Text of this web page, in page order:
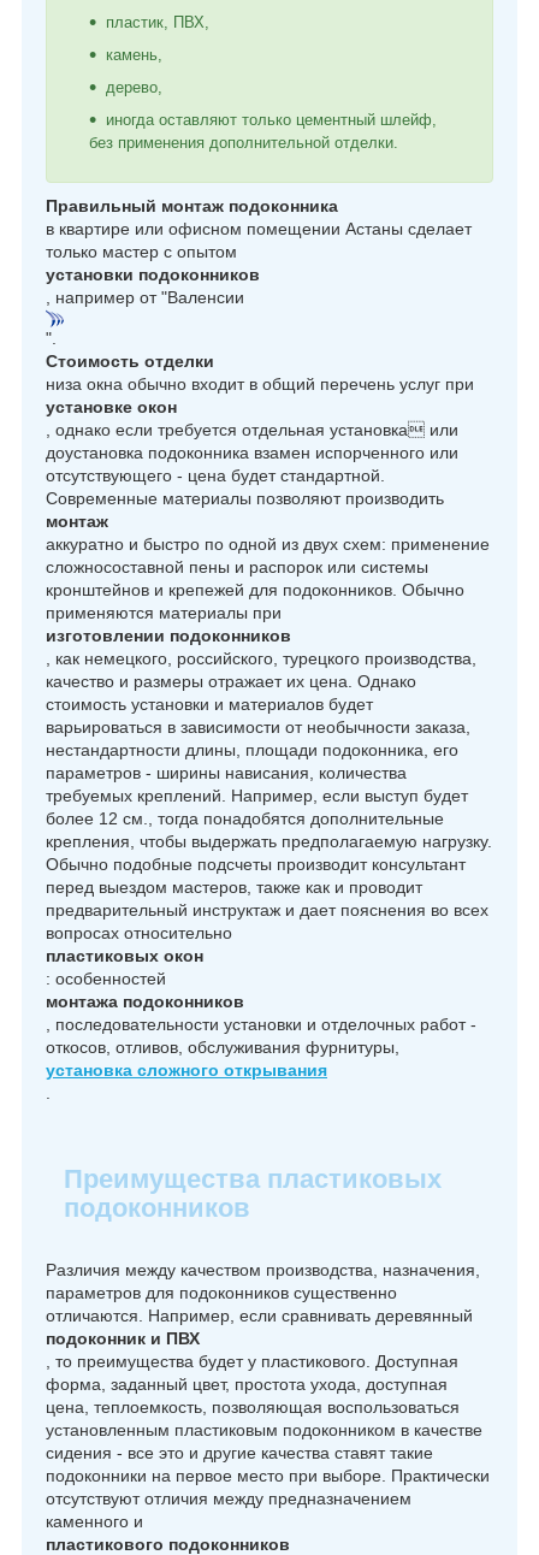
пластик, ПВХ,
камень,
дерево,
иногда оставляют только цементный шлейф,
без применения дополнительной отделки.
Правильный монтаж подоконника
в квартире или офисном помещении Астаны сделает
только мастер с опытом
установки подоконников
, например от "Валенсии
".
Стоимость отделки
низа окна обычно входит в общий перечень услуг при
установке окон
, однако если требуется отдельная установка или
доустановка подоконника взамен испорченного или
отсутствующего - цена будет стандартной.
Современные материалы позволяют производить
монтаж
аккуратно и быстро по одной из двух схем: применение
сложносоставной пены и распорок или системы
кронштейнов и крепежей для подоконников. Обычно
применяются материалы при
изготовлении подоконников
, как немецкого, российского, турецкого производства,
качество и размеры отражает их цена. Однако
стоимость установки и материалов будет
варьироваться в зависимости от необычности заказа,
нестандартности длины, площади подоконника, его
параметров - ширины нависания, количества
требуемых креплений. Например, если выступ будет
более 12 см., тогда понадобятся дополнительные
крепления, чтобы выдержать предполагаемую нагрузку.
Обычно подобные подсчеты производит консультант
перед выездом мастеров, также как и проводит
предварительный инструктаж и дает пояснения во всех
вопросах относительно
пластиковых окон
: особенностей
монтажа подоконников
, последовательности установки и отделочных работ -
откосов, отливов, обслуживания фурнитуры,
установка сложного открывания
Преимущества пластиковых
подоконников
Различия между качеством производства, назначения,
параметров для подоконников существенно
отличаются. Например, если сравнивать деревянный
подоконник и ПВХ
, то преимущества будет у пластикового. Доступная
форма, заданный цвет, простота ухода, доступная
цена, теплоемкость, позволяющая воспользоваться
установленным пластиковым подоконником в качестве
сидения - все это и другие качества ставят такие
подоконники на первое место при выборе. Практически
отсутствуют отличия между предназначением
каменного и
пластикового подоконников